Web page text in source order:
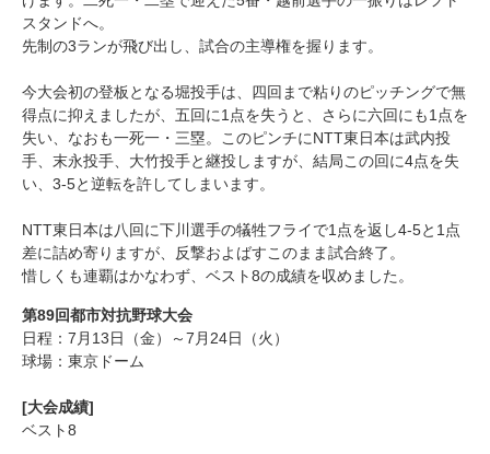
スタンドへ。
先制の3ランが飛び出し、試合の主導権を握ります。
今大会初の登板となる堀投手は、四回まで粘りのピッチングで無
得点に抑えましたが、五回に1点を失うと、さらに六回にも1点を
失い、なおも一死一・三塁。このピンチにNTT東日本は武内投
手、末永投手、大竹投手と継投しますが、結局この回に4点を失
い、3-5と逆転を許してしまいます。
NTT東日本は八回に下川選手の犠牲フライで1点を返し4-5と1点
差に詰め寄りますが、反撃およばすこのまま試合終了。
惜しくも連覇はかなわず、ベスト8の成績を収めました。
第89回都市対抗野球大会
日程：7月13日（金）～7月24日（火）
球場：東京ドーム
[大会成績]
ベスト8